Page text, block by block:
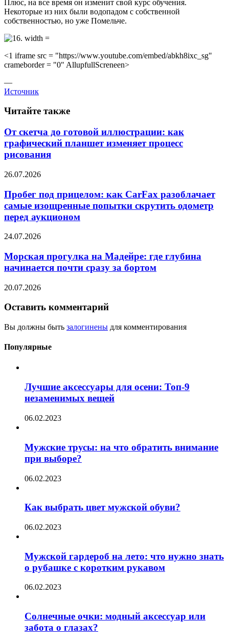
Плюс, на все время он изменит свой курс обучения.
Некоторые из них были водопадом с собственной
собственностью, но уже Помельче.
<1 iframe src = "https://www.youtube.com/embed/abkh8ixc_sg"
crameborder = "0" AllupfullScreneen>
—
Источник
Читайте также
От скетча до готовой иллюстрации: как
графический планшет изменяет процесс
рисования
26.07.2026
Пробег под прицелом: как CarFax разоблачает
самые изощренные попытки скрутить одометр
перед аукционом
24.07.2026
Морская прогулка на Мадейре: где глубина
начинается почти сразу за бортом
20.07.2026
Оставить комментарий
Вы должны быть залогинены для комментирования
Популярные
Лучшие аксессуары для осени: Топ-9
незаменимых вещей
06.02.2023
Мужские трусы: на что обратить внимание
при выборе?
06.02.2023
Как выбрать цвет мужской обуви?
06.02.2023
Мужской гардероб на лето: что нужно знать
о рубашке с коротким рукавом
06.02.2023
Солнечные очки: модный аксессуар или
забота о глазах?